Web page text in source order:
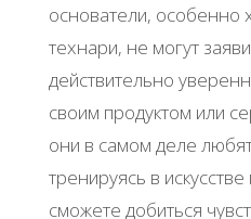
основатели,
технари, не могут
действительно
своим продуктом или
они в самом деле
тренируясь в
сможете добиться